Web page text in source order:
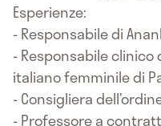
Esperienze:
- Responsabile di
- Responsabile
italiano femminile di
- Consigliera
- Professore a